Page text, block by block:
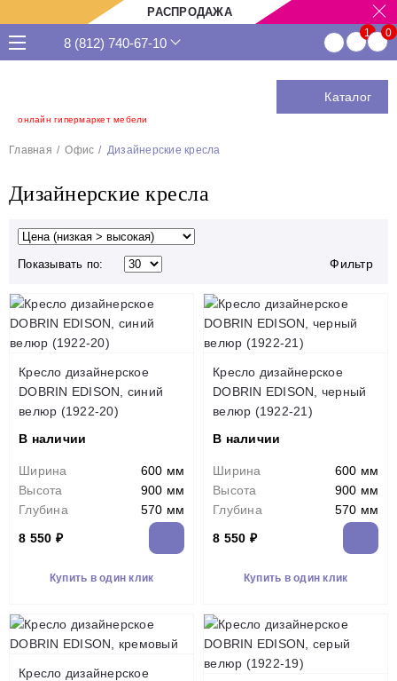
РАСПРОДАЖА
онлайн гипермаркет мебели
8 (812) 740-67-10
Каталог
Главная Офис Дизайнерские кресла
Дизайнерские кресла
Показывать по: Фильтр
Кресло дизайнерское
DOBRIN EDISON, синий
велюр (1922-20)
В наличии
Ширина
600 мм
Высота
900 мм
Глубина
570 мм
8 550 ₽
Купить в один клик
Кресло дизайнерское
DOBRIN EDISON, черный
велюр (1922-21)
В наличии
Ширина
600 мм
Высота
900 мм
Глубина
570 мм
8 550 ₽
Купить в один клик
Кресло дизайнерское